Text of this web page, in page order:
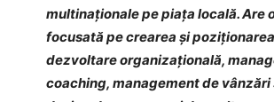
multinaționale pe piața locală. Are
focusată pe crearea și
dezvoltare organizațională,
coaching, management de vânzări